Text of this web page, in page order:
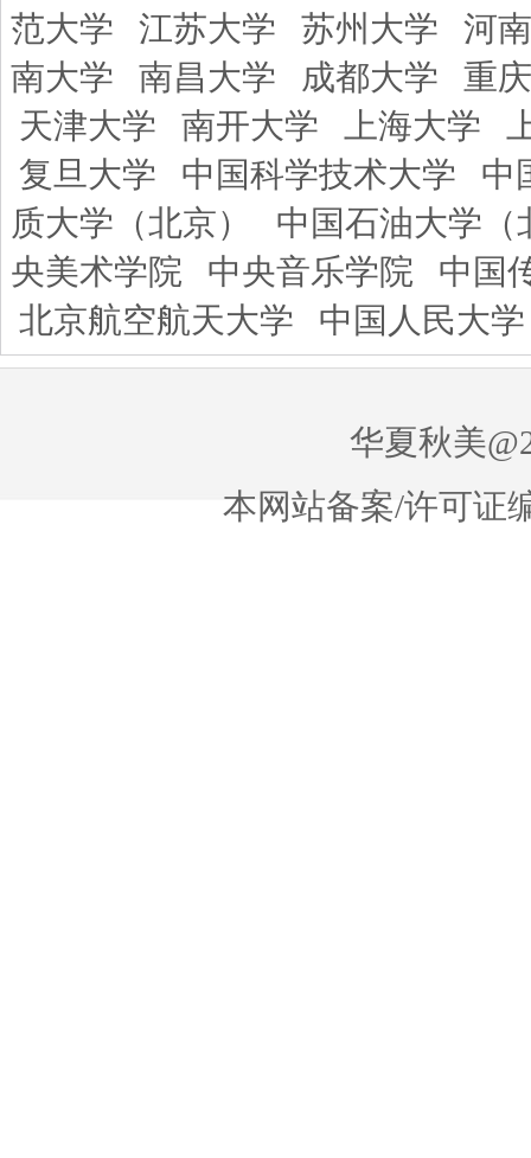
范大学
江苏大学 苏州大学
河
南大学
南昌大学 成都大学
重
天津大学
南开大学 上海大学
复旦大学
中国科学技术大学
中
质大学（北京）
中国石油大学（
央美术学院
中央音乐学院
中国
北京航空航天大学
中国人民大学
华夏秋美
本网站备案/许可证